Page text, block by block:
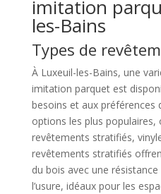
imitation
les-Bains
Types de
À Luxeuil-les-Bains, une
imitation parquet est
besoins et aux préférences
options les plus populaires,
revêtements stratifiés,
revêtements stratifiés
du bois avec une
l’usure, idéaux pour les